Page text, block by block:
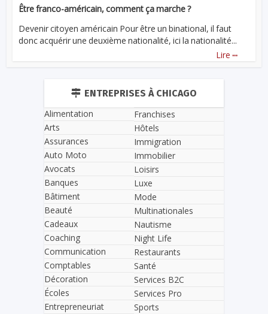
Être franco-américain, comment ça marche ?
Devenir citoyen américain Pour être un binational, il faut
donc acquérir une deuxième nationalité, ici la nationalité...
Lire ...
ENTREPRISES À CHICAGO
Alimentation
Arts
Assurances
Auto Moto
Avocats
Banques
Bâtiment
Beauté
Cadeaux
Coaching
Communication
Comptables
Décoration
Écoles
Entrepreneuriat
Franchises
Hôtels
Immigration
Immobilier
Loisirs
Luxe
Mode
Multinationales
Nautisme
Night Life
Restaurants
Santé
Services B2C
Services Pro
Sports